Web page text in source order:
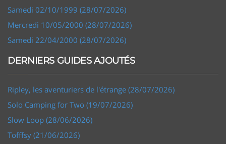
Samedi 02/10/1999 (28/07/2026)
Mercredi 10/05/2000 (28/07/2026)
Samedi 22/04/2000 (28/07/2026)
DERNIERS GUIDES AJOUTÉS
Ripley, les aventuriers de l'étrange (28/07/2026)
Solo Camping for Two (19/07/2026)
Slow Loop (28/06/2026)
Tofffsy (21/06/2026)